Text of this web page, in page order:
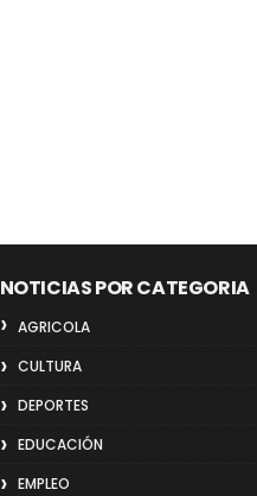
NOTICIAS POR CATEGORIA
AGRICOLA
CULTURA
DEPORTES
EDUCACIÓN
EMPLEO